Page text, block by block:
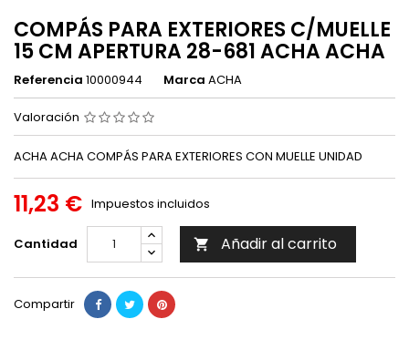
COMPÁS PARA EXTERIORES C/MUELLE
15 CM APERTURA 28-681 ACHA ACHA
Referencia 10000944 Marca ACHA
Valoración
ACHA ACHA COMPÁS PARA EXTERIORES CON MUELLE UNIDAD
11,23 € Impuestos incluidos
Cantidad  Añadir al carrito
Compartir